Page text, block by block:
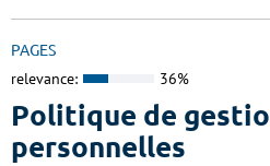
PAGES
relevance: 36%
Politique de
personnelles